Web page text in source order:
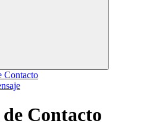
Contacto
Contacto